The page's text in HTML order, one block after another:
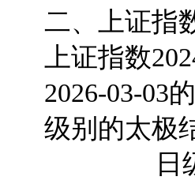
二、上证指
上证指数
2026-03-03
级别的太极
日